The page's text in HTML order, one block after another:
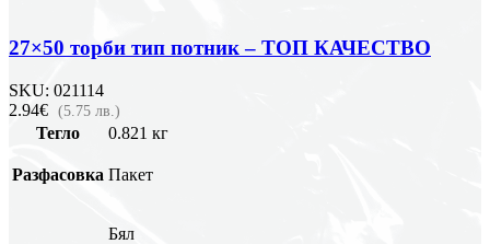
27×50 торби тип потник – ТОП КАЧЕСТВО
SKU: 021114
2.94€ (5.75 лв.)
Тегло 0.821 кг
Разфасовка Пакет
Бял